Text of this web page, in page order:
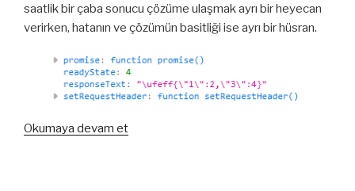
saatlik bir çaba sonucu çözüme ulaşmak ayrı bir heyecan
verirken, hatanın ve çözümün basitliği ise ayrı bir hüsran.
Okumaya devam et“Ajax